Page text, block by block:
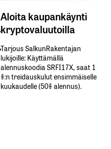
Aloita kaupankäynti
kryptovaluutoilla
Tarjous SalkunRakentajan
lukijoille: Käyttämällä​ ​
alennuskoodia​ ​SRFI17X,​ ​saat​ ​1
%:n treidauskulut​ ​ensimmäiselle​ ​
kuukaudelle​ ​(50%​ ​alennus).